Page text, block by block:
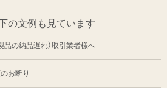
の文例も見ています
品の納品遅れ）取引業者様へ
お断り